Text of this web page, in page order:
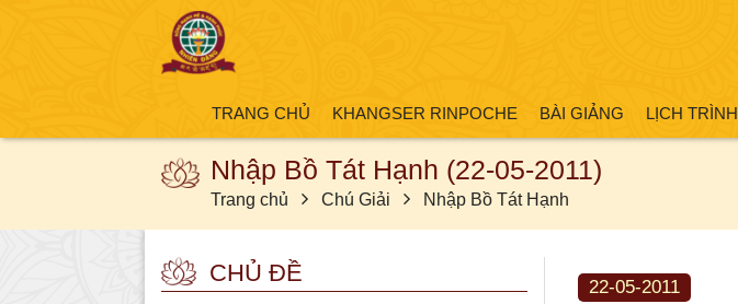
TRANG CHỦ KHANGSER RINPOCHE BÀI GIẢNG LỊCH TRÌNH
Nhập Bồ Tát Hạnh (22-05-2011)
Trang chủ Chú Giải Nhập Bồ Tát Hạnh
22-05-2011
CHỦ ĐỀ